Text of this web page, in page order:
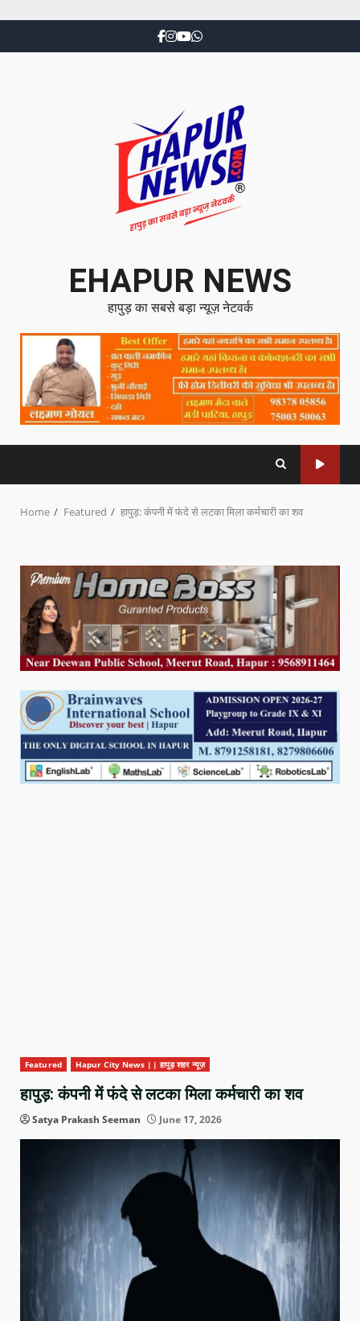
EHAPUR NEWS
हापुड़ का सबसे बड़ा न्यूज़ नेटवर्क
Home Featured हापुड़: कंपनी में फंदे से लटका मिला कर्मचारी का शव
Featured Hapur City News || हापुड़ शहर न्यूज़
हापुड़: कंपनी में फंदे से लटका मिला कर्मचारी का शव
Satya Prakash Seeman June 17, 2026